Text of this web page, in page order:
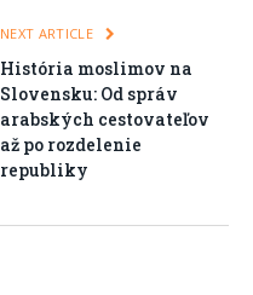
NEXT ARTICLE
História moslimov na
Slovensku: Od správ
arabských cestovateľov
až po rozdelenie
republiky